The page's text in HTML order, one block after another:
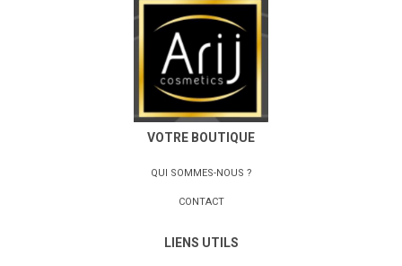
VOTRE BOUTIQUE
QUI SOMMES-NOUS ?
CONTACT
LIENS UTILS